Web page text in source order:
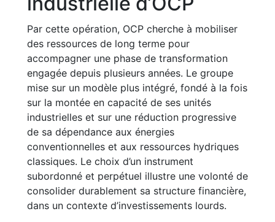
Par cette opération, OCP cherche à mobiliser
des ressources de long terme pour
accompagner une phase de transformation
engagée depuis plusieurs années. Le groupe
mise sur un modèle plus intégré, fondé à la fois
sur la montée en capacité de ses unités
industrielles et sur une réduction progressive
de sa dépendance aux énergies
conventionnelles et aux ressources hydriques
classiques. Le choix d’un instrument
subordonné et perpétuel illustre une volonté de
consolider durablement sa structure financière,
dans un contexte d’investissements lourds.